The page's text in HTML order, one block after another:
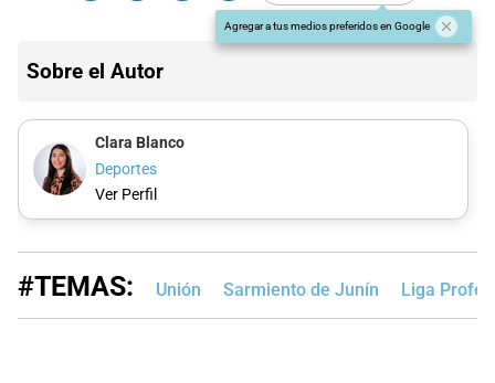
Agregar a tus medios preferidos en Google
Sobre el Autor
Clara Blanco
Deportes
Ver Perfil
#TEMAS: Unión Sarmiento de Junín Liga